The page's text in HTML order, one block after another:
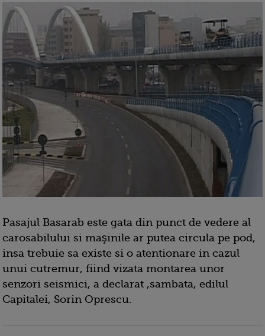
Pasajul Basarab este gata din punct de vedere al
carosabilului si maşinile ar putea circula pe pod,
insa trebuie sa existe si o atentionare in cazul
unui cutremur, fiind vizata montarea unor
senzori seismici, a declarat ,sambata, edilul
Capitalei, Sorin Oprescu.